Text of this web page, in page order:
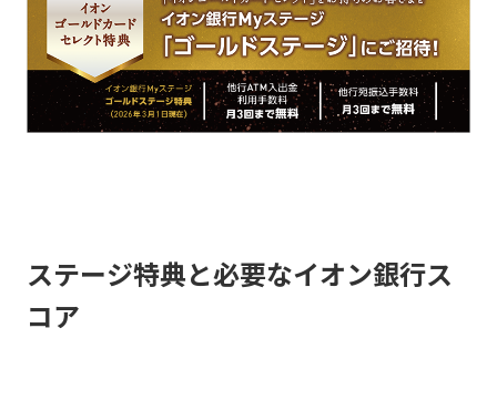
ステージ特典と必要なイオン銀行ス
コア